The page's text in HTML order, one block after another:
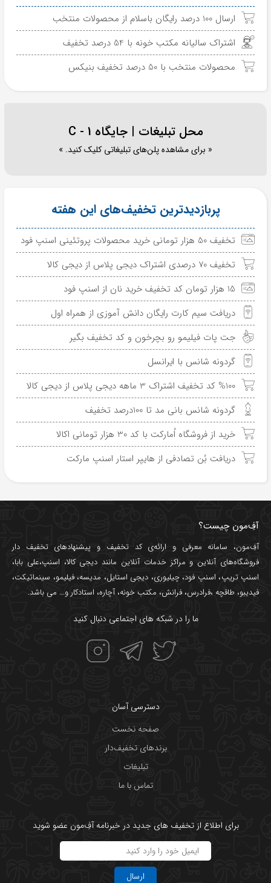
ارسال 100 درصد رایگان باسلام از محصولات منتخب
اشتراک سالیانه مکتب خونه با 54 درصد تخفیف
محصولات منتخب با 50 درصد تخفیف بنیکس
محل تبلیغات | جایگاه C - 1
« برای مشاهده پلن‌های تبلیغاتی کلیک کنید. »
پربازدیدترین تخفیف‌های این هفته
تخفیف 50 هزار تومانی خرید محصولات پروتئینی اسنپ فود
تخفیف 70 درصدی اشتراک دیجی پلاس از دیجی کالا
15 هزار تومان کد تخفیف خرید نان از اسنپ فود
دریافت سیم کارت رایگان دانش آموزی از همراه اول
جت پات فیلیمو رو بچرخون و کد تخفیف بگیر
گردونه شانس با ایرانسل
%100 کد تخفیف اشتراک 3 ماهه دیجی پلاس از دیجی کالا
گردونه شانس بانی مد تا 100درصد تخفیف
خرید از فروشگاه اُمارکت با کد 30 هزار تومانی اکالا
دریافت بُن تصادفی از هایپر استار اسنپ مارکت
آفِ‌مون چیست؟
آفِ‌مون، سامانه معرفی و ارائه‌یکد تخفیف و پیشنهادهای تخفیف دار
فروشگاه‌های آنلاین و مراکز خدمات آنلاین مانند دیجی کالا، اسنپ،علی بابا،
اسنپ تریپ، اسنپ فود،چیلیوری، دیجی استایل، مدیسه،فیلیمو، سینماتیکت،
فیدیبو، طاقچه ،فرادرس، فرانش، مکتب خونه،آچاره، استادکار و... می باشد.
ما را در شبکه های اجتماعی دنبال کنید
دسترسی آسان
صفحه نخست
برندهای تخفیف‌دار
تبلیغات
تماس با ما
برای اطلاع از تخفیف های جدید در خبرنامه آفِ‌مون عضو شوید
ارسال